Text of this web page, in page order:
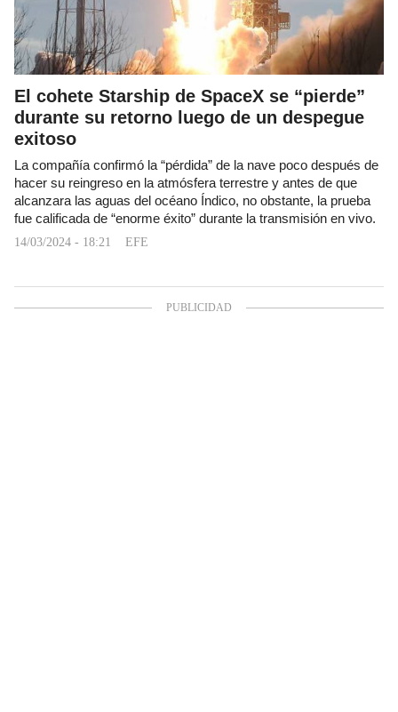
El cohete Starship de SpaceX se “pierde”
durante su retorno luego de un despegue
exitoso
La compañía confirmó la “pérdida” de la nave poco después de
hacer su reingreso en la atmósfera terrestre y antes de que
alcanzara las aguas del océano Índico, no obstante, la prueba
fue calificada de “enorme éxito” durante la transmisión en vivo.
14/03/2024 - 18:21 EFE